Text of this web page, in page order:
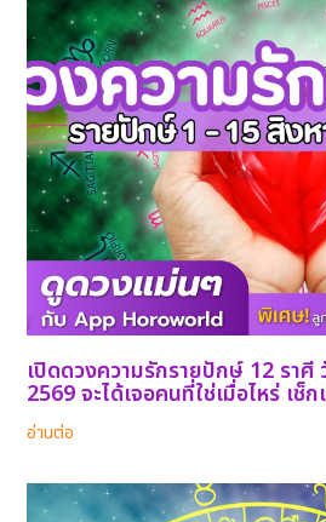
เปิดดวงความรักรายปักษ์ 12 รา
2569 จะได้เจอคนที่ใช่เมื่อไหร่ เช็ก
อ่านต่อ